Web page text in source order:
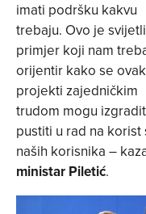
imati podršku kakvu
trebaju. Ovo je svijetli
primjer koji nam
orijentir kako se
projekti zajedničkim
trudom mogu
pustiti u rad na korist
naših korisnika –
ministar Piletić.